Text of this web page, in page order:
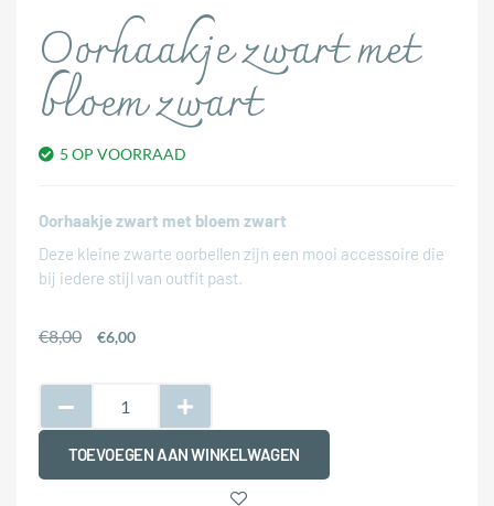
Oorhaakje zwart met
bloem zwart
5 OP VOORRAAD
Oorhaakje zwart met bloem zwart
Deze kleine zwarte oorbellen zijn een mooi accessoire die
bij iedere stijl van outfit past.
€8,00 €6,00
TOEVOEGEN AAN WINKELWAGEN